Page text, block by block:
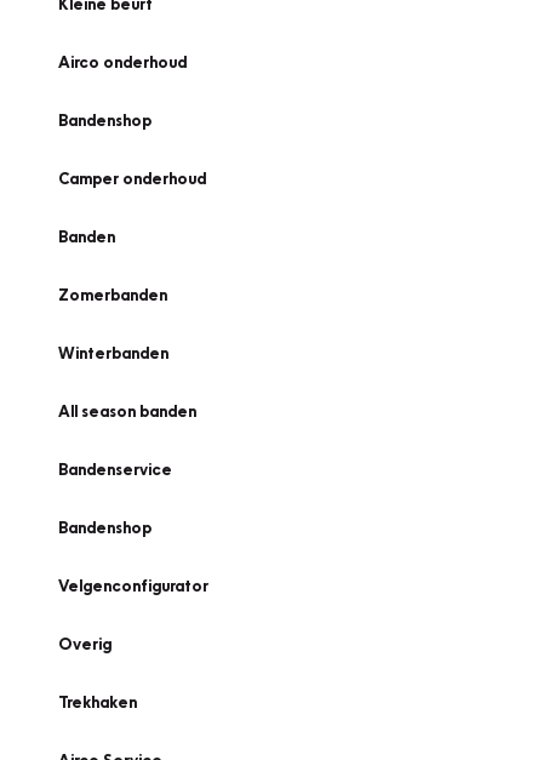
Airco onderhoud
Bandenshop
Camper onderhoud
Banden
Zomerbanden
Winterbanden
All season banden
Bandenservice
Bandenshop
Velgenconfigurator
Overig
Trekhaken